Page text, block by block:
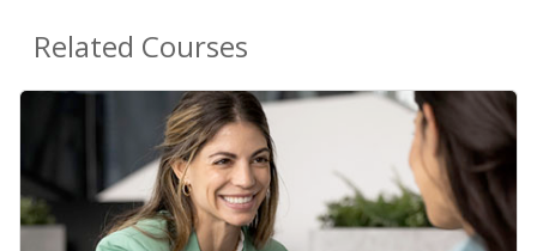
Related Courses